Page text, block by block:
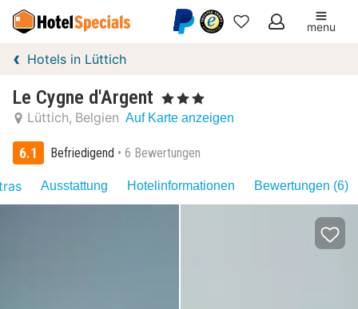
Meine
menu
Hotels in Lüttich
Le Cygne d'Argent , 3 Sterne
Lüttich Belgien Auf Karte anzeigen
6.1 Befriedigend 6 Bewertungen
Ausstattung Hotelinformationen Bewertungen (6)